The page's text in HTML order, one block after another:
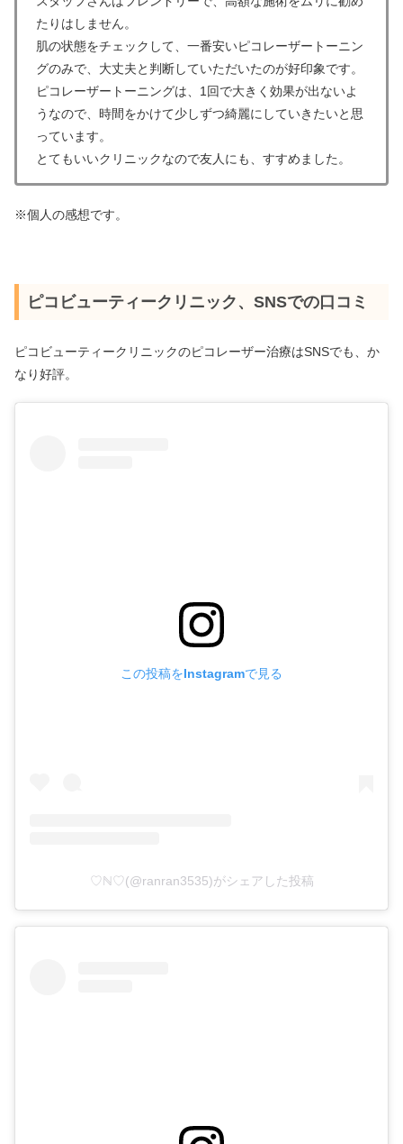
たりはしません。
肌の状態をチェックして、一番安いピコレーザートーニン
グのみで、大丈夫と判断していただいたのが好印象です。
ピコレーザートーニングは、1回で大きく効果が出ないよ
うなので、時間をかけて少しずつ綺麗にしていきたいと思
っています。
とてもいいクリニックなので友人にも、すすめました。
※個人の感想です。
ピコビューティークリニック、SNSでの口コミ
ピコビューティークリニックのピコレーザー治療はSNSでも、か
なり好評。
この投稿をInstagramで見る
♡ℕ♡(@ranran3535)がシェアした投稿